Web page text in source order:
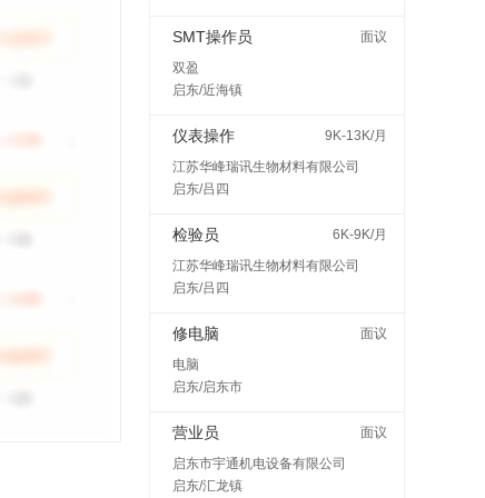
SMT操作员
面议
双盈
启东/近海镇
仪表操作
9K-13K/月
江苏华峰瑞讯生物材料有限公司
启东/吕四
检验员
6K-9K/月
江苏华峰瑞讯生物材料有限公司
启东/吕四
修电脑
面议
电脑
启东/启东市
营业员
面议
启东市宇通机电设备有限公司
启东/汇龙镇